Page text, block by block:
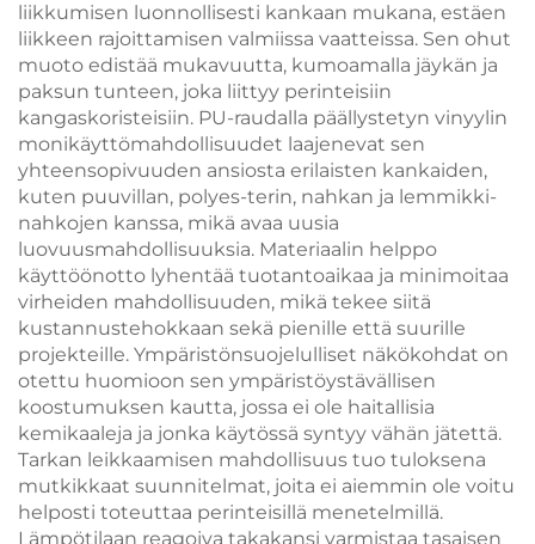
liikkumisen luonnollisesti kankaan mukana, estäen
liikkeen rajoittamisen valmiissa vaatteissa. Sen ohut
muoto edistää mukavuutta, kumoamalla jäykän ja
paksun tunteen, joka liittyy perinteisiin
kangaskoristeisiin. PU-raudalla päällystetyn vinyylin
monikäyttömahdollisuudet laajenevat sen
yhteensopivuuden ansiosta erilaisten kankaiden,
kuten puuvillan, polyes-terin, nahkan ja lemmikki-
nahkojen kanssa, mikä avaa uusia
luovuusmahdollisuuksia. Materiaalin helppo
käyttöönotto lyhentää tuotantoaikaa ja minimoitaa
virheiden mahdollisuuden, mikä tekee siitä
kustannustehokkaan sekä pienille että suurille
projekteille. Ympäristönsuojelulliset näkökohdat on
otettu huomioon sen ympäristöystävällisen
koostumuksen kautta, jossa ei ole haitallisia
kemikaaleja ja jonka käytössä syntyy vähän jätettä.
Tarkan leikkaamisen mahdollisuus tuo tuloksena
mutkikkaat suunnitelmat, joita ei aiemmin ole voitu
helposti toteuttaa perinteisillä menetelmillä.
Lämpötilaan reagoiva takakansi varmistaa tasaisen